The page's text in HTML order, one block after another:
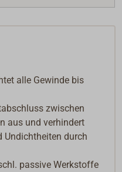
alle Gewinde bis
zwischen
aus und verhindert
Undichtheiten durch
passive Werkstoffe